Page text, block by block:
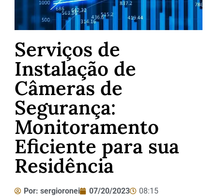
Serviços de
Instalação de
Câmeras de
Segurança:
Monitoramento
Eficiente para sua
Residência
Por: sergioronei 07/20/2023 08:15